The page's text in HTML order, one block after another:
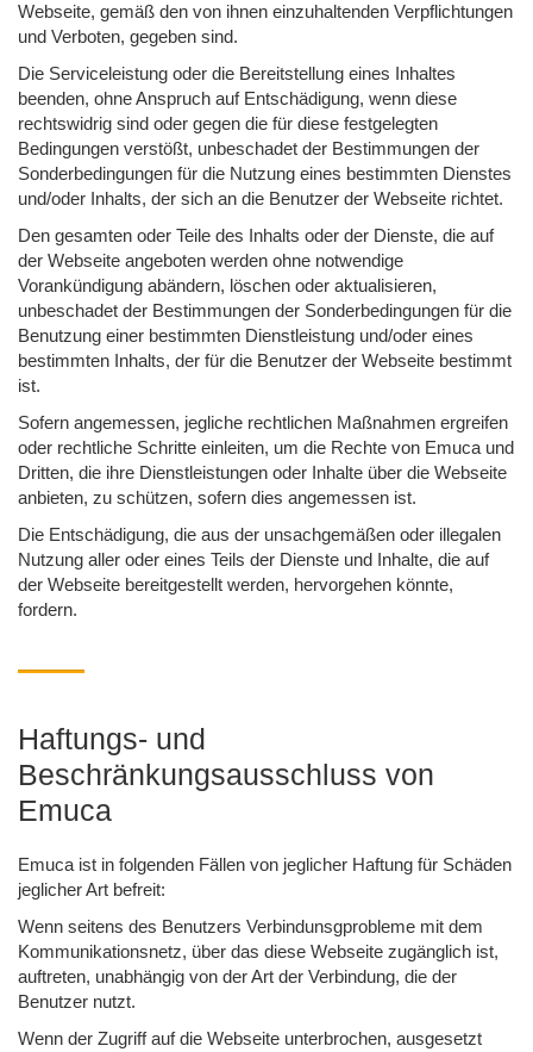
Webseite, gemäß den von ihnen einzuhaltenden Verpflichtungen
und Verboten, gegeben sind.
Die Serviceleistung oder die Bereitstellung eines Inhaltes
beenden, ohne Anspruch auf Entschädigung, wenn diese
rechtswidrig sind oder gegen die für diese festgelegten
Bedingungen verstößt, unbeschadet der Bestimmungen der
Sonderbedingungen für die Nutzung eines bestimmten Dienstes
und/oder Inhalts, der sich an die Benutzer der Webseite richtet.
Den gesamten oder Teile des Inhalts oder der Dienste, die auf
der Webseite angeboten werden ohne notwendige
Vorankündigung abändern, löschen oder aktualisieren,
unbeschadet der Bestimmungen der Sonderbedingungen für die
Benutzung einer bestimmten Dienstleistung und/oder eines
bestimmten Inhalts, der für die Benutzer der Webseite bestimmt
ist.
Sofern angemessen, jegliche rechtlichen Maßnahmen ergreifen
oder rechtliche Schritte einleiten, um die Rechte von Emuca und
Dritten, die ihre Dienstleistungen oder Inhalte über die Webseite
anbieten, zu schützen, sofern dies angemessen ist.
Die Entschädigung, die aus der unsachgemäßen oder illegalen
Nutzung aller oder eines Teils der Dienste und Inhalte, die auf
der Webseite bereitgestellt werden, hervorgehen könnte,
fordern.
Haftungs- und
Beschränkungsausschluss von
Emuca
Emuca ist in folgenden Fällen von jeglicher Haftung für Schäden
jeglicher Art befreit:
Wenn seitens des Benutzers Verbindunsgprobleme mit dem
Kommunikationsnetz, über das diese Webseite zugänglich ist,
auftreten, unabhängig von der Art der Verbindung, die der
Benutzer nutzt.
Wenn der Zugriff auf die Webseite unterbrochen, ausgesetzt